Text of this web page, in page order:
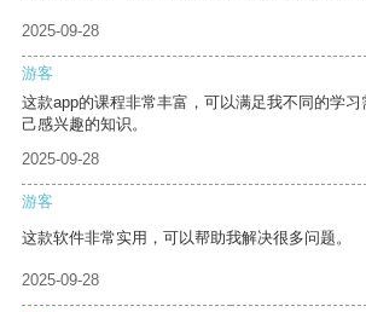
2025-09-28
游客
这款app的课程非常丰富，可以满足我不同的学
己感兴趣的知识。
2025-09-28
游客
这款软件非常实用，可以帮助我解决很多问题。
2025-09-28